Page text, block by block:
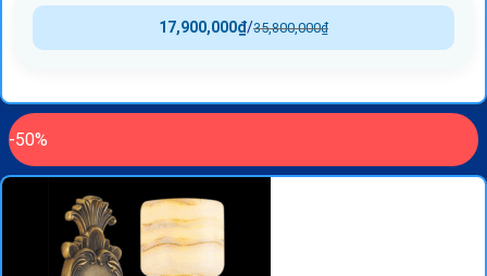
35,800,000₫
/
17,900,000₫
-50%